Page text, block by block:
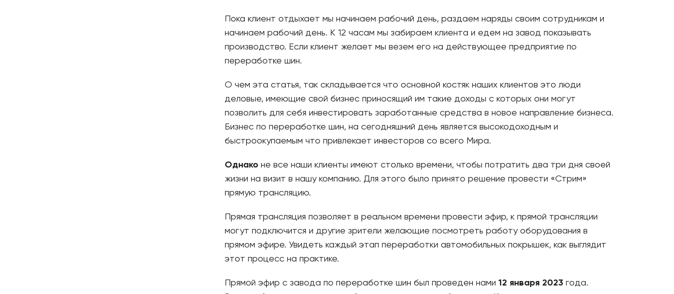
Пока клиент отдыхает мы начинаем рабочий день, раздаем наряды своим сотрудникам и
начинаем рабочий день. К 12 часам мы забираем клиента и едем на завод показывать
производство. Если клиент желает мы везем его на действующее предприятие по
переработке шин.
О чем эта статья, так складывается что основной костяк наших клиентов это люди
деловые, имеющие свой бизнес приносящий им такие доходы с которых они могут
позволить для себя инвестировать заработанные средства в новое направление бизнеса.
Бизнес по переработке шин, на сегодняшний день является высокодоходным и
быстроокупаемым что привлекает инвесторов со всего Мира.
Однако не все наши клиенты имеют столько времени, чтобы потратить два три дня своей
жизни на визит в нашу компанию. Для этого было принято решение провести «Стрим»
прямую трансляцию.
Прямая трансляция позволяет в реальном времени провести эфир, к прямой трансляции
могут подключится и другие зрители желающие посмотреть работу оборудования в
прямом эфире. Увидеть каждый этап переработки автомобильных покрышек, как выглядит
этот процесс на практике.
Прямой эфир с завода по переработке шин был проведен нами 12 января 2023 года.